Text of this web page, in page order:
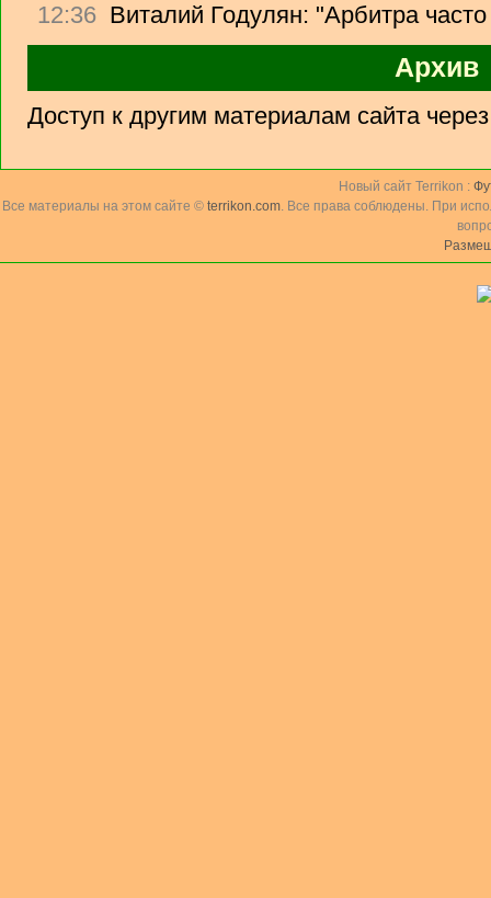
12:36 Виталий Годулян: "Арбитра
Архив
Доступ к другим материалам сайта
Новый сайт Terrikon :
Все материалы на этом сайте © terrikon.com. Все права соблюдены. При